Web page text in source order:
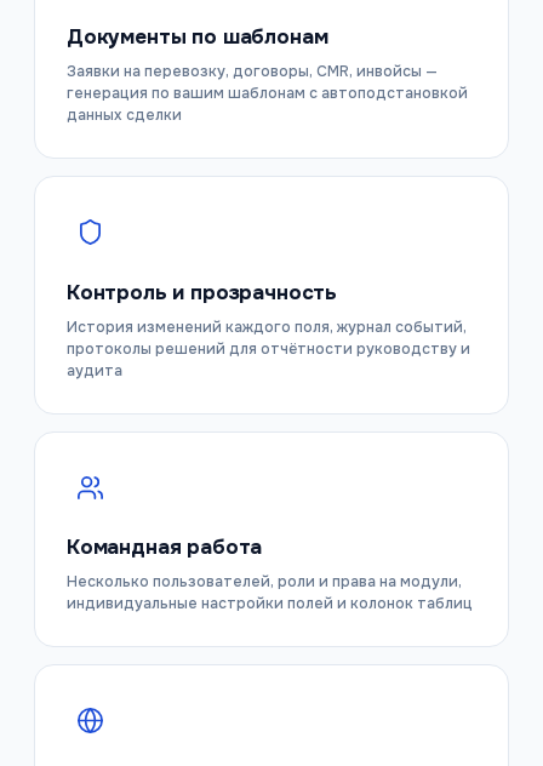
Документы по шаблонам
Заявки на перевозку, договоры, CMR, инвойсы —
генерация по вашим шаблонам с автоподстановкой
данных сделки
Контроль и прозрачность
История изменений каждого поля, журнал событий,
протоколы решений для отчётности руководству и
аудита
Командная работа
Несколько пользователей, роли и права на модули,
индивидуальные настройки полей и колонок таблиц